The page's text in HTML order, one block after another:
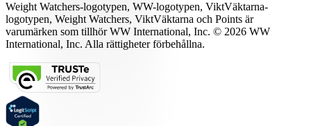
Weight Watchers-logotypen, WW-logotypen, ViktVäktarna-
logotypen, Weight Watchers, ViktVäktarna och Points är
varumärken som tillhör WW International, Inc. © 2026 WW
International, Inc. Alla rättigheter förbehållna.